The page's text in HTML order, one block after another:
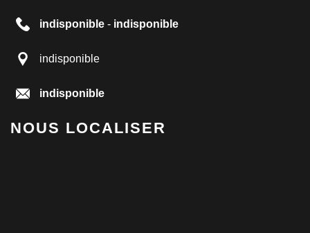
indisponible - indisponible
indisponible
indisponible
NOUS LOCALISER